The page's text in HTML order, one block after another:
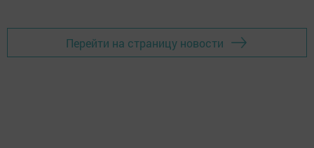
Перейти на страницу новости